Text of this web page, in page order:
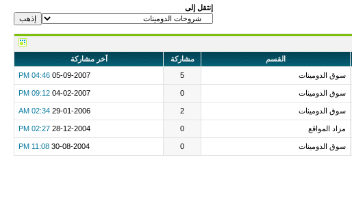
إنتقل إلى
القسم مشاركة
آخر مشاركة
سوق الدومينات 5
05-09-2007
04:46 PM
سوق الدومينات 0
04-02-2007
09:12 PM
سوق الدومينات 2
29-01-2006
02:34 AM
مزاد المواقع 0
28-12-2004
02:27 PM
سوق الدومينات 0
30-08-2004
11:08 PM